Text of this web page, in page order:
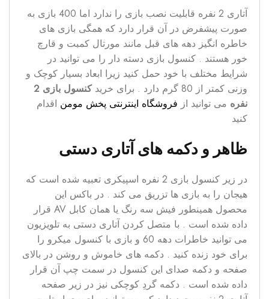
آتاری 2 نفره قابلیت نصب بازی را ندارد اما 400 بازی به
صورت پیشفرض در آن قرار دارد که همگی بازی های
خاطره انگیز دهه های قبل مانند مورتال کمبت و قارچ
خور هستند . کنسول بازی دسته دار را می توانید در
شرایط مختلف با خود حمل کنید زیرا ابعاد بسیار کوچک و
وزنی کمتر از 80 گرم دارد . برای خرید
کنسول بازی 2
نفره می توانید از فروشگاه اینترنتی پخش مومن اقدام
کنید
ظاهر و دکمه های آتاری دستی
در زیر کنسول بازی 2 نفره اسپیکری تعبیه شده است که
هیجان را به بازی ها تزریق می کند . در باکس این
محصول همینطور فیش سه رنگ یا همان کابل AV قرار
داده شده است . با متصل کردن آتاری دستی به تلویزیون
می توانید خاطرات دهه 60 و بازی با کنسول میکرو را
برای خود زنده کنید . دکمه های خاموش و روشن در بالای
صفحه و دکمه صدای این کنسول در سمت چپ آن قرار
داده شده است . دکمه گردِ کوچکی نیز در زیر صفحه